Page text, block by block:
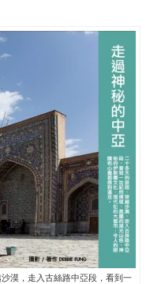
漠，走入古絲路中亞段，看到一